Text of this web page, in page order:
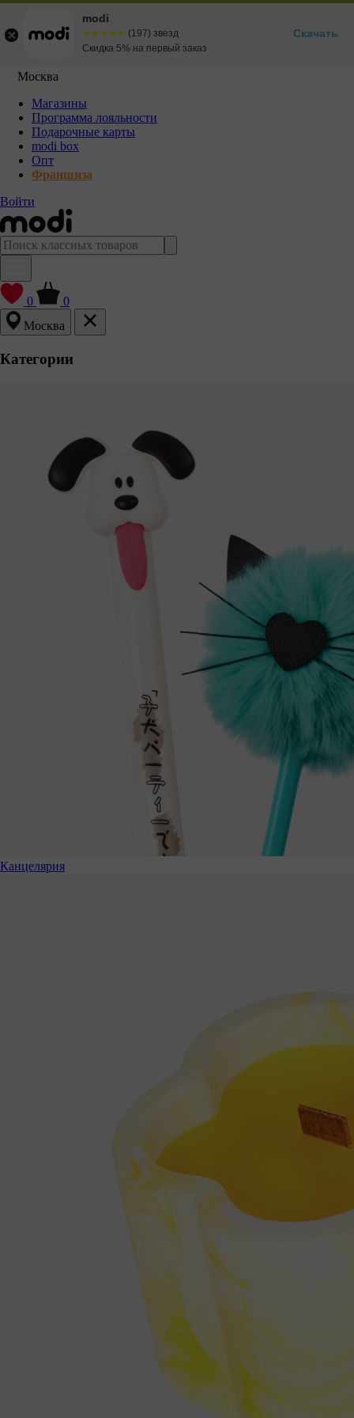
Москва
Магазины
Программа лояльности
Подарочные карты
modi box
Опт
Франшиза
Войти
0
0
Москва
Категории
Канцелярия
modi
☆☆☆☆☆
★★★★★ (197) звезд
Скидка 5% на первый заказ
Скачать